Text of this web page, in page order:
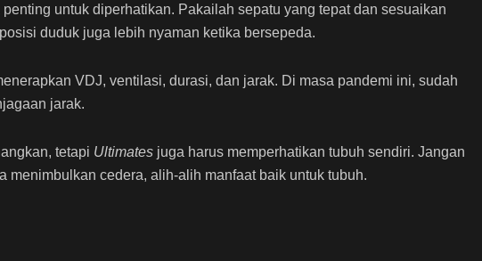
untuk diperhatikan. Pakailah sepatu yang tepat dan sesuaikan
duduk juga lebih nyaman ketika bersepeda.
VDJ, ventilasi, durasi, dan jarak. Di masa pandemi ini, sudah
jarak.
tetapi Ultimates juga harus memperhatikan tubuh sendiri. Jangan
menimbulkan cedera, alih-alih manfaat baik untuk tubuh.